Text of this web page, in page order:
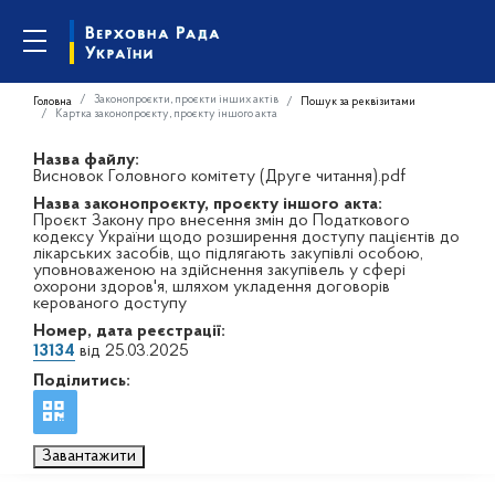
Головна Законопроєкти, проєкти інших актів
Пошук за реквізитами
Картка законопроєкту, проєкту іншого акта
Назва файлу:
Висновок Головного комітету (Друге читання).pdf
Назва законопроєкту, проєкту іншого акта:
Проєкт Закону про внесення змін до Податкового
кодексу України щодо розширення доступу пацієнтів до
лікарських засобів, що підлягають закупівлі особою,
уповноваженою на здійснення закупівель у сфері
охорони здоров'я, шляхом укладення договорів
керованого доступу
Номер, дата реєстрації:
13134 від 25.03.2025
Поділитись:
Завантажити